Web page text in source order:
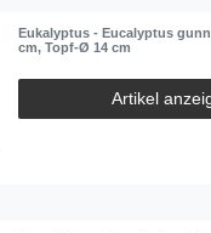
Eukalyptus - Eucalyptus
cm, Topf-Ø 14 cm
Artikel